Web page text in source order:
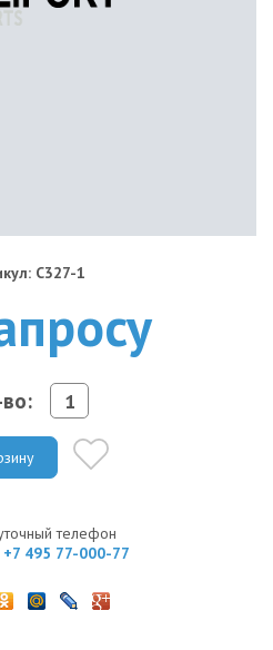
C327-1
телефон
+7 495 77-000-77